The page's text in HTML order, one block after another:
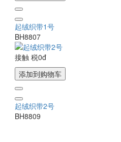
起绒织带1号
BH8807
接触 税0đ
添加到购物车
起绒织带2号
BH8809